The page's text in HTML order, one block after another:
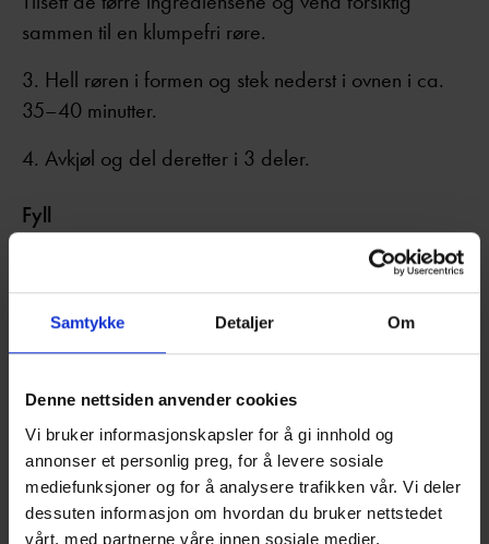
Samtykke Detaljer Om
Denne nettsiden anvender cookies
Vi bruker informasjonskapsler for å gi innhold og
annonser et personlig preg, for å levere sosiale
mediefunksjoner og for å analysere trafikken vår. Vi deler
dessuten informasjon om hvordan du bruker nettstedet
vårt, med partnerne våre innen sosiale medier,
sammen til en klumpefri røre.
Hell røren i formen og stek nederst i ovnen i ca.
35–40 minutter.
Avkjøl og del deretter i 3 deler.
Fyll
Finhakk jordbærene – spar noen til dekorasjon.
Ha kremfløte, Philadelphia-ost, melis og
vaniljesukker i en bolle. Visp med elektrisk visp til
bland forsiktig.
Montering
Legg den tykkeste kakebunnen på et kakefat.